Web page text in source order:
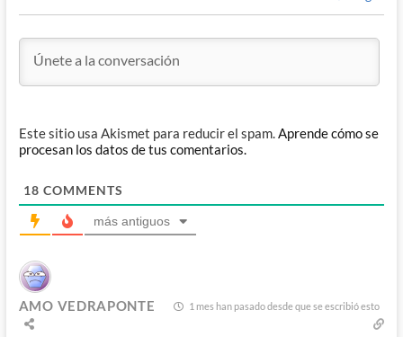
Este sitio usa Akismet para reducir el spam. Aprende cómo se
procesan los datos de tus comentarios.
18 COMMENTS
más antiguos
AMO VEDRAPONTE 1 mes han pasado desde que se escribió esto